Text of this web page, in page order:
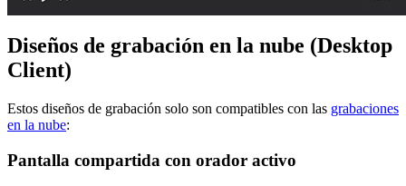
Diseños de grabación en la nube (Desktop
Client)
Estos diseños de grabación solo son compatibles con las grabaciones
en la nube:
Pantalla compartida con orador activo